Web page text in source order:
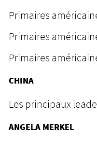
Primaires
Primaires
Primaires
CHINA
Les principaux
ANGELA MERKEL